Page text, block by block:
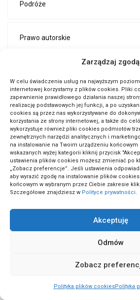
Zarządzaj zgodą
W celu świadczenia usług na najwyższym
internetowej korzystamy z plików cookies. Pliki
zapewnienie prawidłowego działania naszej
realizację podstawowych jej funkcji, a po
cookies są przez nas wykorzystywane do
korzystania ze strony internetowej, a także do
wykorzystuje również pliki cookies podmiotów
zewnętrznych narzędzi analitycznych i
na instalowanie na Twoim urządzeniu
wskazanych wyżej kategorii kliknij przycisk
ustawienia plików cookies możesz zmieniać po
„Zobacz preferencje”. Jeśli ustawienia
aby wyrazić zgodę na instalowanie plików
końcowym w wybranym przez Ciebie zakresie
Szczegółowe znajdziesz w Polityce prywatności.
Akceptuję
Odmów
Zobacz
Polityka plików cookiesPolityka
Podróże
Prawo autorskie
Prawo karne
Prawo pracy
Prawo rodzinne